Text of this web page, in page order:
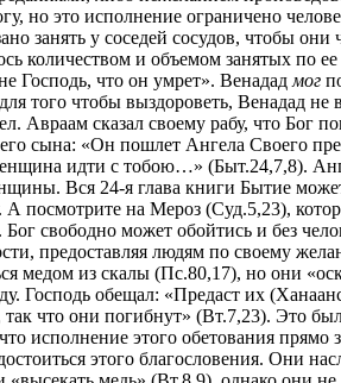
но это исполнение ограничено
занять у соседей сосудов, чтобы
количеством и объемом занятых по
Господь, что он умрет». Венадад мог
того чтобы выздороветь, Венадад
Авраам сказал своему рабу, что Бог
сына: «Он пошлет Ангела Своего
идти с тобою…» (Быт.24,7,8).
Вся 24-я глава книги Бытие может
А посмотрите на Мероз (Суд.5,23),
Бог свободно может обойтись и без
предоставляя людям по своему
медом из скалы (Пс.80,17), но они
Господь обещал: «Предаст их
так что они погибнут» (Вт.7,23). Это
исполнение этого обетования
этого благословения. Они